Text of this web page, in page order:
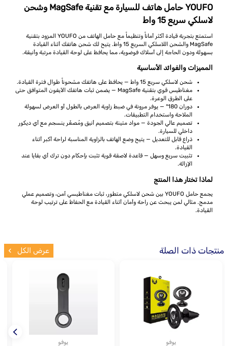
YOUFO حامل هاتف للسيارة مع تقنية MagSafe وشحن
لاسلكي سريع 15 واط
استمتع بتجربة قيادة أكثر أماناً وتنظيماً مع حامل الهاتف من YOUFO المزود بتقنية
MagSafe والشحن اللاسلكي السريع 15 واط. يتيح لك شحن هاتفك أثناء القيادة
بسهولة ودون الحاجة إلى أسلاك فوضوية، مما يحافظ على لوحة القيادة مرتبة وأنيقة.
المميزات والفوائد الأساسية
شحن لاسلكي سريع 15 واط — يحافظ على هاتفك مشحوناً طوال فترة القيادة.
مغناطيس قوي بتقنية MagSafe — يضمن ثبات هاتفك الآيفون المتوافق حتى
على الطرق الوعرة.
دوران 180° — يوفر مرونة في ضبط زاوية العرض بالطول أو العرض لسهولة
الملاحة واستخدام التطبيقات.
تصميم عالي الجودة — مواد متينة بتصميم أنيق ومُصغّر ينسجم مع أي ديكور
داخلي للسيارة.
ذراع قابل للتعديل — يتيح وضع الهاتف بالزاوية المناسبة لراحة أكبر أثناء
القيادة.
تثبيت سريع وسهل — قاعدة لاصقة قوية تثبت بإحكام دون ترك أي بقايا عند
الإزالة.
لماذا تختار هذا المنتج
يجمع حامل YOUFO بين شحن لاسلكي متطور، ثبات مغناطيسي آمن، وتصميم عملي
مدمج. مثالي لمن يبحث عن راحة وأمان أثناء القيادة مع الحفاظ على ترتيب لوحة
القيادة.
منتجات ذات الصلة عرض الكل
يوفو يوفو